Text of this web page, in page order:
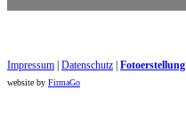
Impressum | Datenschutz | Foto​erstellung
website by FirmaGo